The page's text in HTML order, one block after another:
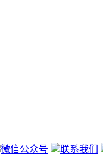
微信公众号 联系我们